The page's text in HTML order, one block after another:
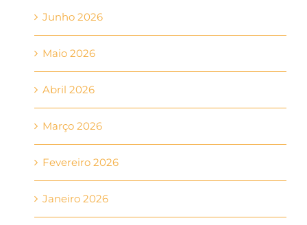
Junho 2026
Maio 2026
Abril 2026
Março 2026
Fevereiro 2026
Janeiro 2026